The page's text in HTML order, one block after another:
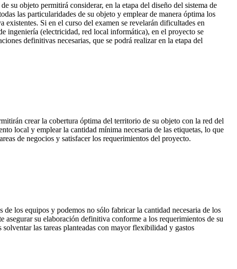
su objeto permitirá considerar, en la etapa del diseño del sistema de
las particularidades de su objeto y emplear de manera óptima los
existentes. Si en el curso del examen se revelarán dificultades en
ingeniería (electricidad, red local informática), en el proyecto se
definitivas necesarias, que se podrá realizar en la etapa del
crear la cobertura óptima del territorio de su objeto con la red del
local y emplear la cantidad mínima necesaria de las etiquetas, lo que
de negocios y satisfacer los requerimientos del proyecto.
los equipos y podemos no sólo fabricar la cantidad necesaria de los
asegurar su elaboración definitiva conforme a los requerimientos de su
las tareas planteadas con mayor flexibilidad y gastos